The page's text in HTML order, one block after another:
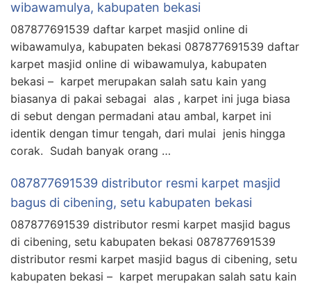
wibawamulya, kabupaten bekasi
087877691539 daftar karpet masjid online di
wibawamulya, kabupaten bekasi 087877691539 daftar
karpet masjid online di wibawamulya, kabupaten
bekasi – karpet merupakan salah satu kain yang
biasanya di pakai sebagai alas , karpet ini juga biasa
di sebut dengan permadani atau ambal, karpet ini
identik dengan timur tengah, dari mulai jenis hingga
corak. Sudah banyak orang …
087877691539 distributor resmi karpet masjid
bagus di cibening, setu kabupaten bekasi
087877691539 distributor resmi karpet masjid bagus
di cibening, setu kabupaten bekasi 087877691539
distributor resmi karpet masjid bagus di cibening, setu
kabupaten bekasi – karpet merupakan salah satu kain